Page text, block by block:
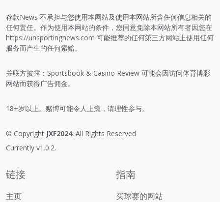
存款News 不承担与您使用本网站及使用本网站所含任何信息相关的
任何责任。作为使用本网站的条件，您同意免除本网站所有者因您在
https://unsportingnews.com 可能推荐的任何第三方网站上使用任何
服务而产生的任何索赔。
关联方披露：Sportsbook & Casino Review 可能会因访问体育博彩
网站而获得广告佣金。
18+岁以上。赌博可能令人上瘾，请理性参与。
© Copyright JXF2024. All Rights Reserved
Currently v1.0.2.
链接
主页
指南
买球赛的网站